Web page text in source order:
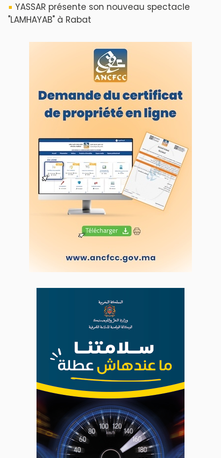
YASSAR présente son nouveau spectacle
"LAMHAYAB" à Rabat